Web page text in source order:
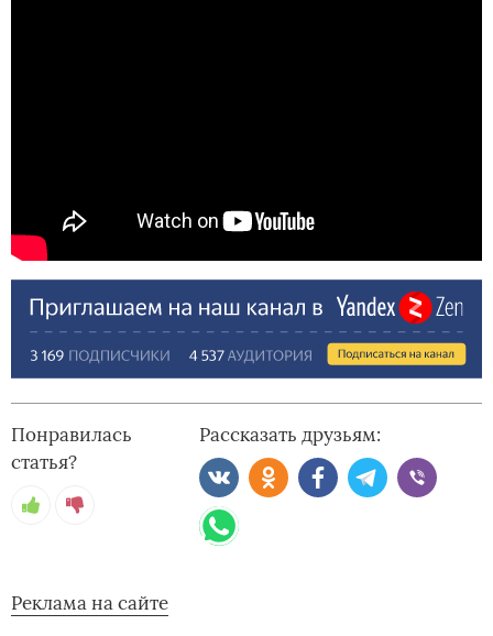
Понравилась
статья?
Рассказать друзьям:
Реклама на сайте